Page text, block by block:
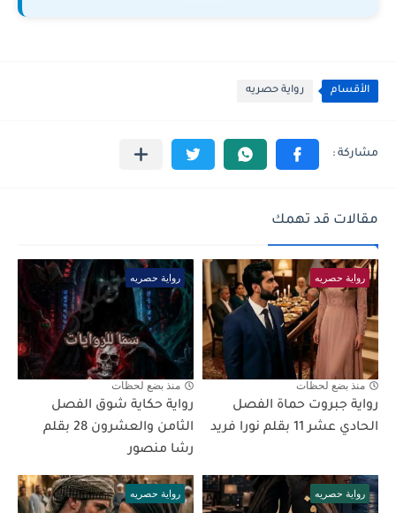
الأقسام رواية حصريه
مقالات قد تهمك
رواية حصريه
منذ بضع لحظات
رواية جبروت حماة الفصل
الحادي عشر 11 بقلم نورا فريد
رواية حصريه
منذ بضع لحظات
رواية حكاية شوق الفصل
الثامن والعشرون 28 بقلم
رشا منصور
رواية حصريه رواية حصريه